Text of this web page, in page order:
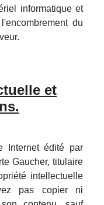
informatique et
du
et
Internet édité par
Gaucher, titulaire
intellectuelle
pas copier ni